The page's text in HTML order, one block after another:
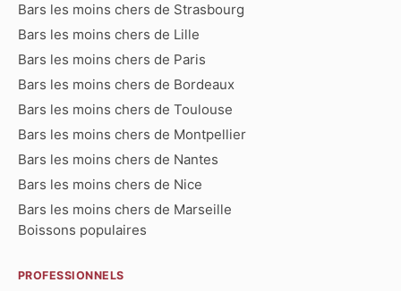
Bars les moins chers de Strasbourg
Bars les moins chers de Lille
Bars les moins chers de Paris
Bars les moins chers de Bordeaux
Bars les moins chers de Toulouse
Bars les moins chers de Montpellier
Bars les moins chers de Nantes
Bars les moins chers de Nice
Bars les moins chers de Marseille
Boissons populaires
PROFESSIONNELS